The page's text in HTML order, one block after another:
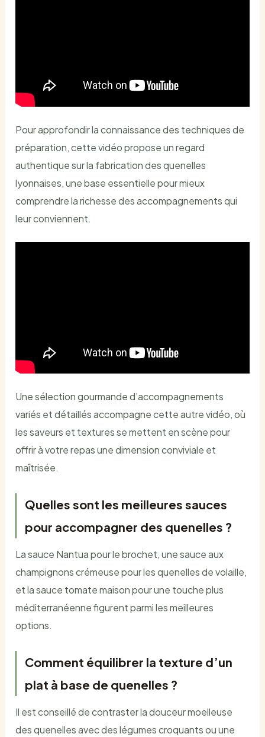
Pour approfondir la connaissance des techniques de
préparation, cette vidéo propose un regard
authentique sur la fabrication des quenelles
lyonnaises, une base essentielle pour mieux
comprendre la richesse des accompagnements qui
leur conviennent.
Une sélection gourmande d’accompagnements
variés et détaillés accompagne cette autre vidéo, où
les saveurs et textures se mettent en scène pour
offrir à votre repas une dimension conviviale et
maîtrisée.
Quelles sont les meilleures sauces
pour accompagner des quenelles ?
La sauce Nantua pour le brochet, une sauce aux
champignons crémeuse pour les quenelles de volaille,
et la sauce tomate maison pour une touche plus
méditerranéenne figurent parmi les meilleures
options.
Comment équilibrer la texture d’un
plat à base de quenelles ?
Il est conseillé de contraster la douceur moelleuse
des quenelles avec des légumes croquants ou une